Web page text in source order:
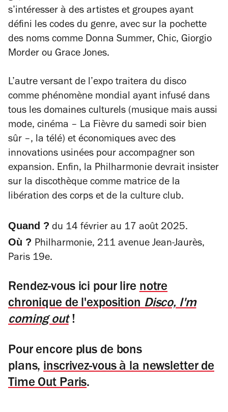
s’intéresser à des artistes et groupes ayant
défini les codes du genre, avec sur la pochette
des noms comme Donna Summer, Chic, Giorgio
Morder ou Grace Jones.
L’autre versant de l’expo traitera du disco
comme phénomène mondial ayant infusé dans
tous les domaines culturels (musique mais aussi
mode, cinéma – La Fièvre du samedi soir bien
sûr –, la télé) et économiques avec des
innovations usinées pour accompagner son
expansion. Enfin, la Philharmonie devrait insister
sur la discothèque comme matrice de la
libération des corps et de la culture club.
Quand ? du 14 février au 17 août 2025.
Où ? Philharmonie, 211 avenue Jean-Jaurès,
Paris 19e.
Rendez-vous ici pour lirenotre
chronique de l'expositionDisco, I'm
coming out!
Pour encore plus de bons
plans,inscrivez-vous à la newsletter de
Time Out Paris.